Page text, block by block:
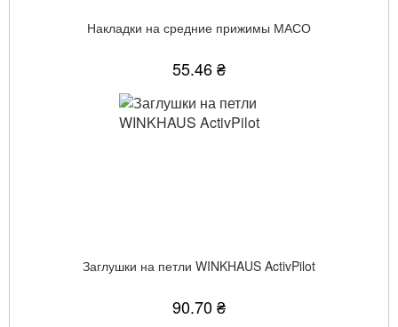
Накладки на средние прижимы МАСО
55.46 ₴
Заглушки на петли WINKHAUS ActivPilot
90.70 ₴